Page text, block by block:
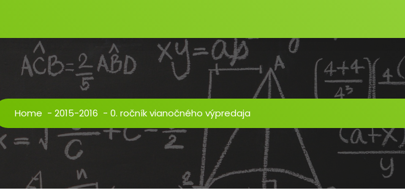
Home - 2015-2016 - 0. ročník vianočného výpredaja